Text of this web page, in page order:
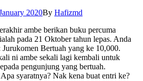
2020By Hafizmd
ambe berikan buku percuma
pada 21 Oktober tahun lepas. Anda
Bertuah yang ke 10,000.
ni ambe sekali lagi kembali untuk
pengunjung yang bertuah.
syaratnya? Nak kena buat entri ke?